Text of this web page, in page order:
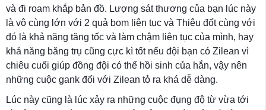
và đi roam khắp bản đồ. Lượng sát thương của bạn lúc này
là vô cùng lớn với 2 quả bom liên tục và Thiêu đốt cùng với
đó là khả năng tăng tốc và làm chậm liên tục của mình, hay
khả năng băng trụ cũng cực kì tốt nếu đội bạn có Zilean vì
chiêu cuối giúp đồng đội có thể hồi sinh của hắn, vậy nên
những cuộc gank đối với Zilean tỏ ra khá dễ dàng.
Lúc này cũng là lúc xảy ra những cuộc đụng độ từ vừa tới